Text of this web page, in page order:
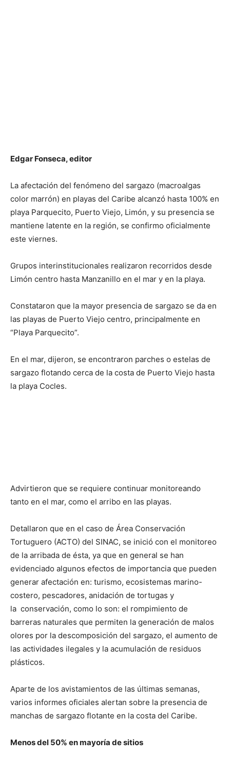
Edgar Fonseca, editor
La afectación del fenómeno del sargazo (macroalgas
color marrón) en playas del Caribe alcanzó hasta 100% en
playa Parquecito, Puerto Viejo, Limón, y su presencia se
mantiene latente en la región, se confirmo oficialmente
este viernes.
Grupos interinstitucionales realizaron recorridos desde
Limón centro hasta Manzanillo en el mar y en la playa.
Constataron que la mayor presencia de sargazo se da en
las playas de Puerto Viejo centro, principalmente en
“Playa Parquecito”.
En el mar, dijeron, se encontraron parches o estelas de
sargazo flotando cerca de la costa de Puerto Viejo hasta
la playa Cocles.
Advirtieron que se requiere continuar monitoreando
tanto en el mar, como el arribo en las playas.
Detallaron que en el caso de Área Conservación
Tortuguero (ACTO) del SINAC, se inició con el monitoreo
de la arribada de ésta, ya que en general se han
evidenciado algunos efectos de importancia que pueden
generar afectación en: turismo, ecosistemas marino-
costero, pescadores, anidación de tortugas y
la conservación, como lo son: el rompimiento de
barreras naturales que permiten la generación de malos
olores por la descomposición del sargazo, el aumento de
las actividades ilegales y la acumulación de residuos
plásticos.
Aparte de los avistamientos de las últimas semanas,
varios informes oficiales alertan sobre la presencia de
manchas de sargazo flotante en la costa del Caribe.
Menos del 50% en mayoría de sitios